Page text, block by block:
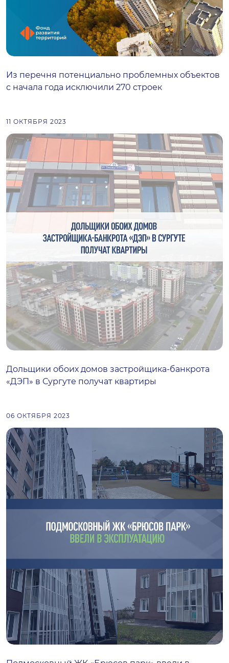
Из перечня потенциально проблемных объектов
с начала года исключили 270 строек
11 ОКТЯБРЯ 2023
Дольщики обоих домов застройщика-банкрота
«ДЭП» в Сургуте получат квартиры
06 ОКТЯБРЯ 2023